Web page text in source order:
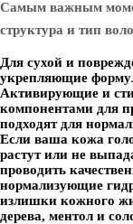
Самым важным
структура и тип
Для сухой и
укрепляющие
Активирующие и
компонентами для
подходят для
Если ваша кожа
растут или не
проводить
нормализующие
излишки кожного
дерева, ментол и